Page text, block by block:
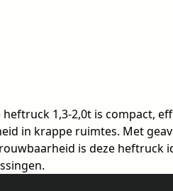
1,3-2,0t is compact,
in krappe ruimtes. Met
is deze heftruck